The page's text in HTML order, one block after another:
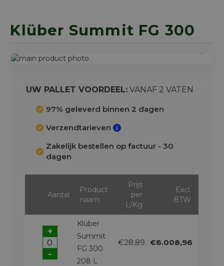
Klüber Summit FG 300
Ga
einde
afbeeldingen-
UW PALLET VOORDEEL: VANAF 2 VATEN
97% geleverd binnen 2 dagen
Verzendtarieven
Zakelijk bestellen op factuur - 30
dagen
Aantal
Product
naam
Prijs
per
L/Kg
Excl.
BTW
-
+
Klüber
Summit
FG 300
208 L
€28,89 €6.008,96